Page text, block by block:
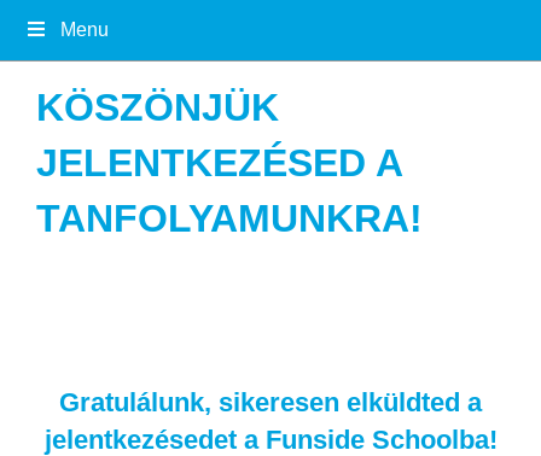
Menu
KÖSZÖNJÜK
JELENTKEZÉSED A
TANFOLYAMUNKRA!
Gratulálunk, sikeresen elküldted a
jelentkezésedet a Funside Schoolba!